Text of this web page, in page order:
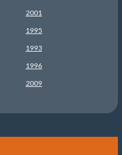
2001
1995
1993
1996
2009